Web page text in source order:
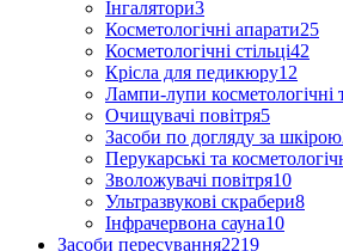
Інгалятори3
Косметологічні апарати25
Косметологічні стільці42
Крісла для педикюру12
Лампи-лупи косметологічні
Очищувачі повітря5
Засоби по догляду за шкірою
Перукарські та
Зволожувачі повітря10
Ультразвукові скрабери8
Інфрачервона сауна10
Засоби пересування2219